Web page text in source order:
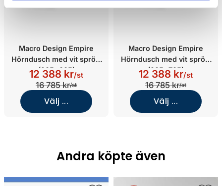
Macro Design Empire
Hörndusch med vit spröjs
(985x885)
12 388 kr/st
16 785 kr/st
Välj ...
Macro Design Empire
Hörndusch med vit spröjs
(985x785)
12 388 kr/st
16 785 kr/st
Välj ...
Andra köpte även